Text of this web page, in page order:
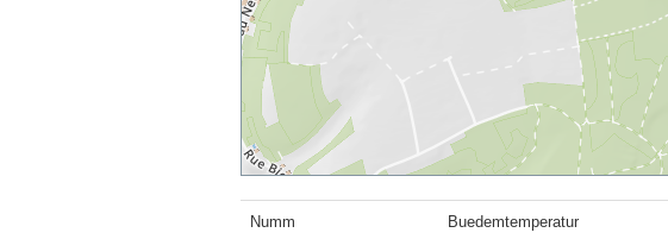
Numm Buedemtemperatur